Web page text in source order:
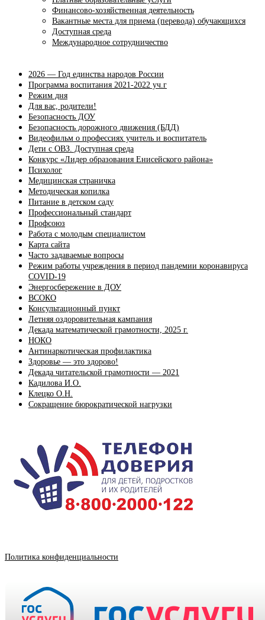
Финансово-хозяйственная деятельность
Вакантные места для приема (перевода) обучающихся
Доступная среда
Международное сотрудничество
2026 — Год единства народов России
Программа воспитания 2021-2022 уч.г
Режим дня
Для вас, родители!
Безопасность ДОУ
Безопасность дорожного движения (БДД)
Видеофильм о профессиях учитель и воспитатель
Дети с ОВЗ. Доступная среда
Конкурс «Лидер образования Енисейского района»
Психолог
Медицинская страничка
Методическая копилка
Питание в детском саду
Профессиональный стандарт
Профсоюз
Работа с молодым специалистом
Карта сайта
Часто задаваемые вопросы
Режим работы учреждения в период пандемии коронавируса
COVID-19
Энергосбережение в ДОУ
ВСОКО
Консультационный пункт
Летняя оздоровительная кампания
Декада математической грамотности, 2025 г.
НОКО
Антинаркотическая профилактика
Здоровье — это здорово!
Декада читательской грамотности — 2021
Кадилова И.О.
Клецко О.Н.
Сокращение бюрократической нагрузки
Политика конфиденциальности